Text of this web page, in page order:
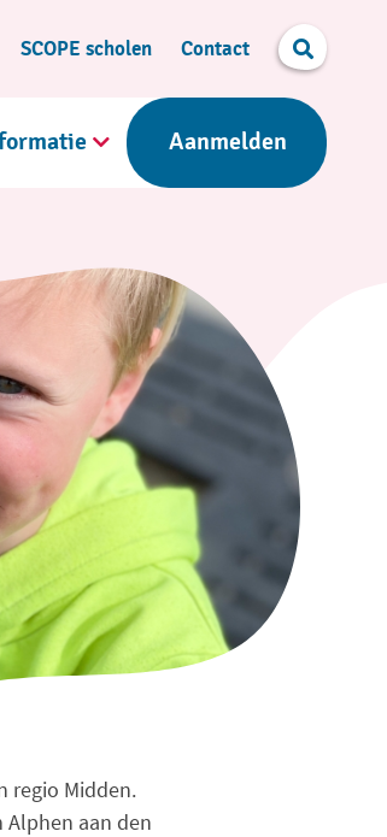
SCOPE scholen Contact Search
Aanmelden
regio Midden.
aan den